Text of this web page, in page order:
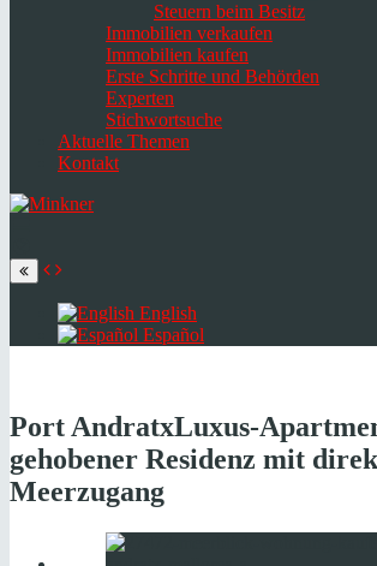
Steuern beim Besitz
Immobilien verkaufen
Immobilien kaufen
Erste Schritte und Behörden
Experten
Stichwortsuche
Aktuelle Themen
Kontakt
language
English
Español
Port AndratxLuxus-
gehobener Residenz mit
Meerzugang